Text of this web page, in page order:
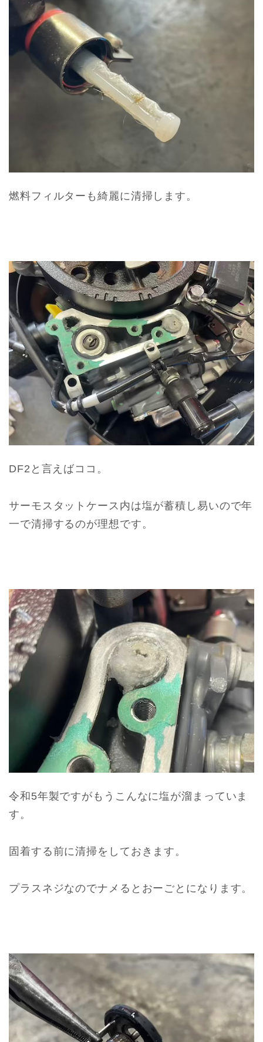
燃料フィルターも綺麗に清掃します。
DF2と言えばココ。
サーモスタットケース内は塩が蓄積し易いので年
一で清掃するのが理想です。
令和5年製ですがもうこんなに塩が溜まっていま
す。
固着する前に清掃をしておきます。
プラスネジなのでナメるとおーごとになります。